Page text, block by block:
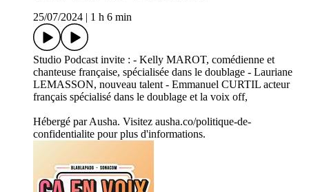
25/07/2024
1 h 6 min
Studio Podcast invite : - Kelly MAROT, comédienne et
chanteuse française, spécialisée dans le doublage - Lauriane
LEMASSON, nouveau talent - Emmanuel CURTIL acteur
français spécialisé dans le doublage et la voix off,
Hébergé par Ausha. Visitez ausha.co/politique-de-
confidentialite pour plus d'informations.